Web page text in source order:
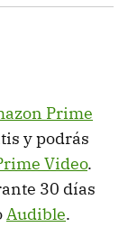
Prime
y podrás
Video.
30 días
Audible.